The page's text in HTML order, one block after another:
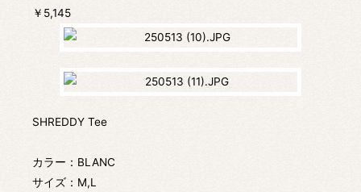
￥5,145
SHREDDY Tee
カラー：BLANC
サイズ：M,L